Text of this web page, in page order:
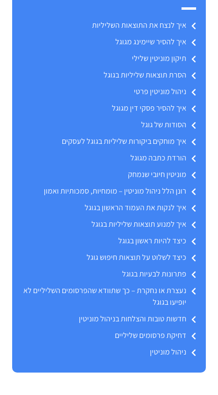
איך לנצח את התוצאות השליליות
איך להסיר שיימינג מגוגל
תיקון מוניטין שלילי
הסרת תוצאות שליליות בגוגל
ניהול מוניטין פרטי
איך להסיר פסקי דין מגוגל
הסודות של גוגל
איך מוחקים ביקורות שליליות בגוגל לעסקים
הורדת כתבה מגוגל
מוניטין חיובי שנמחק
רונן הלל ניהול מוניטין – מומחיות, סמכותיות ואמון
איך לנקות את העמוד הראשון בגוגל
איך למנוע תוצאות שליליות בגוגל
כיצד להיות ראשון בגוגל
כיצד לשלוט על תוצאות חיפוש גוגל
פתרונות לבעיות בגוגל
נעצרת או נחקרת – כך שתוודא שהפרסומים השליליים לא
יופיעו בגוגל
חדשות טובות והצלחות בניהול מוניטין
דחיקת פרסומים שליליים
ניהול מוניטין